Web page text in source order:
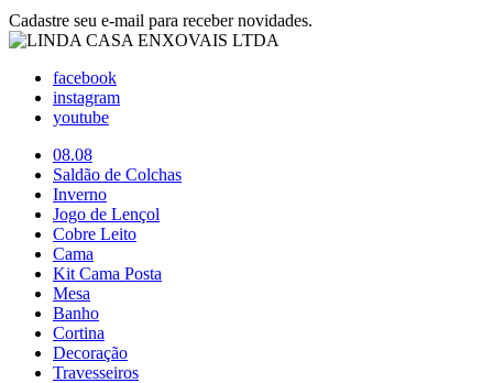
Cadastre seu e-mail para receber novidades.
facebook
instagram
youtube
08.08
Saldão de Colchas
Inverno
Jogo de Lençol
Cobre Leito
Cama
Kit Cama Posta
Mesa
Banho
Cortina
Decoração
Travesseiros